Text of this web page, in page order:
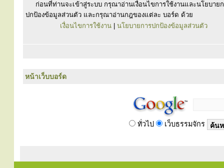
ก่อนที่ท่านจะเข้าสู่ระบบ กรุณาอ่านเงื่อนไขการใช้งานและนโยบาย
ปกป้องข้อมูลส่วนตัว และกรุณาอ่านกฎของแต่ละ บอร์ด ด้วย
เงื่อนไขการใช้งาน
นโยบายการปกป้องข้อมูลส่วนตัว
หน้าเว็บบอร์ด
ทั่วไป เว็บธรรมจักร